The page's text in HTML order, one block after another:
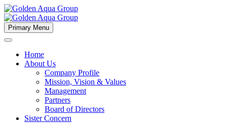
Primary Menu
Home
About Us
Company Profile
Mission, Vision & Values
Management
Partners
Board of Directors
Sister Concern